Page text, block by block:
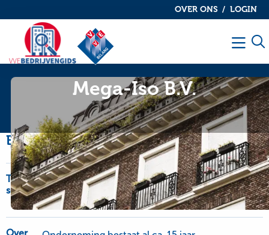
OVER ONS LOGIN
VvE
bedrijvengidsbedrijvengids
Mega-Iso B.V.
Bedrijfsinformatie
Type
service
Airco's, Elektrische installatie, Gevels en
constructie, Isolatie, Kozijnen en deuren,
Kunststof kozijnen